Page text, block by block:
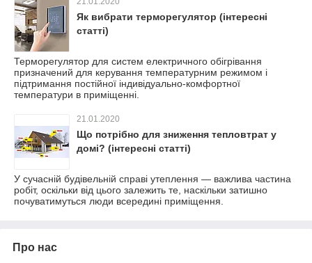
Як вибрати терморегулятор (інтересні
статті)
Терморегулятор для систем електричного обігрівання
призначений для керування температурним режимом і
підтримання постійної індивідуально-комфортної
температури в приміщенні.
21.01.2020
Що потрібно для зниження тепловтрат у
домі? (інтересні статті)
У сучасній будівельній справі утеплення — важлива частина
робіт, оскільки від цього залежить те, наскільки затишно
почуватимуться люди всередині приміщення.
Про нас